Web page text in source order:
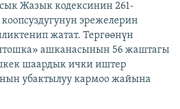
Жазык кодексинин 261-
эрежелерин
жатат. Тергөөнүн
ашканасынын 56 жаштагы
шаардык ички иштер
убактылуу кармоо жайына